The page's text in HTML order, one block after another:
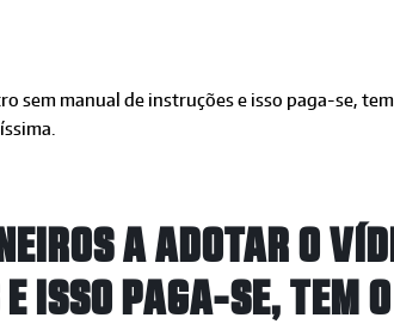
sem manual de instruções e isso paga-se,
A ADOTAR O
ISSO PAGA-SE, TEM